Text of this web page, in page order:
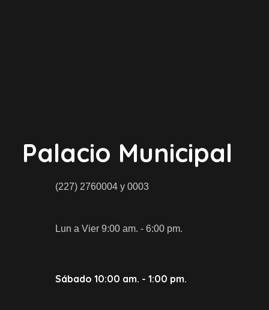
Palacio Municipal
(227) 2760004 y 0003
Lun a Vier 9:00 am. - 6:00 pm.
Sábado 10:00 am. - 1:00 pm.